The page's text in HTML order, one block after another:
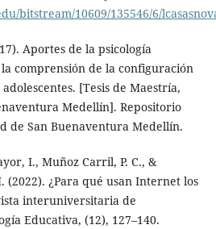
bitstream/10609/135546/6/
Aportes de la psicología
comprensión de la configuración
[Tesis de Maestría,
Medellín]. Repositorio
de San Buenaventura Medellín.
I., Muñoz Carril, P. C., &
(2022). ¿Para qué usan Internet los
interuniversitaria de
Educativa, (12), 127–140.